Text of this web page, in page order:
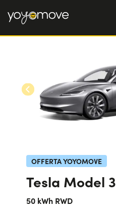
Aziende e P.IVA
OFFERTE NOLEGGIO
AUTO USATE
CHI SIAMO
Lavora con noi
PERCHÉ CONVIENE
OFFERTA YOYOMOVE
Tesla Model 3
50 kWh RWD